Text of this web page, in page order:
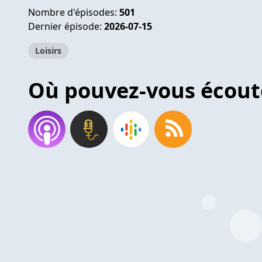
Nombre d'épisodes: 501
Dernier épisode: 2026-07-15
Loisirs
Où pouvez-vous